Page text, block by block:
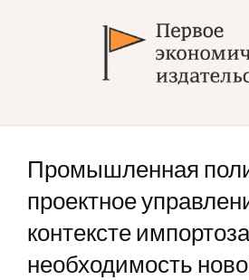
content
Промышленная
проектное
контексте
необходимость